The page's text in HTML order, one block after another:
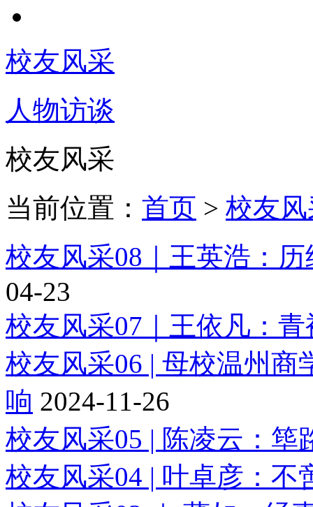
校友风采
人物访谈
校友风采
当前位置： 首页 > 校友
校友风采08｜王英浩：
04-23
校友风采07｜王依凡：
校友风采06 | 母校温州
响 2024-11-26
校友风采05 | 陈凌云：筚
校友风采04 | 叶卓彦：不